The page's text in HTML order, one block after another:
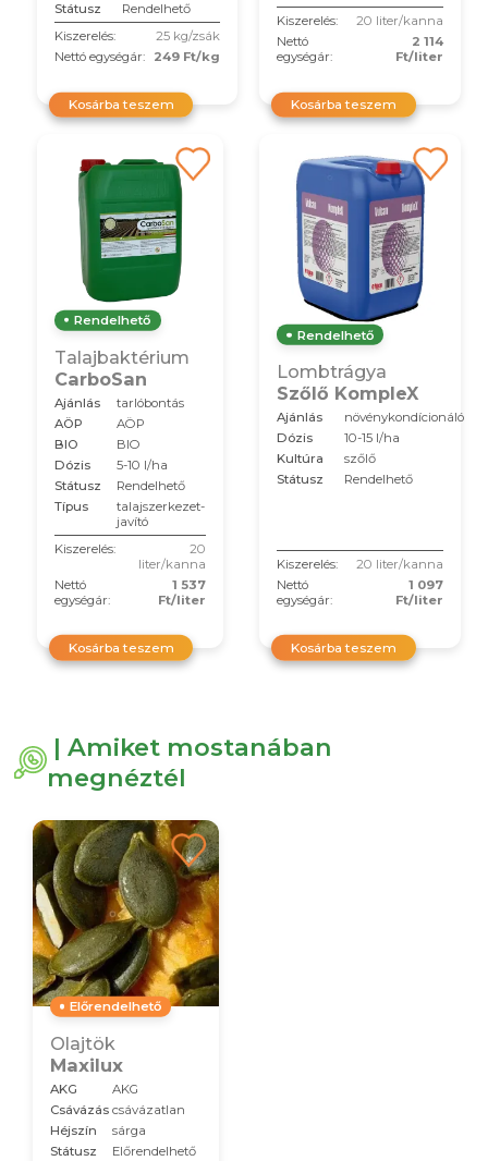
Státusz
Rendelhető
Kiszerelés:
25 kg/zsák
Nettó egységár:
249 Ft/kg
Kosárba teszem
Kiszerelés:
20 liter/kanna
Nettó
egységár:
2 114
Ft/liter
Kosárba teszem
Rendelhető
Talajbaktérium
CarboSan
Ajánlás
tarlóbontás
AÖP
AÖP
BIO
BIO
Dózis
5-10 l/ha
Státusz
Rendelhető
Típus
talajszerkezet-
javító
Kiszerelés:
20
liter/kanna
Nettó
egységár:
1 537
Ft/liter
Kosárba teszem
Rendelhető
Lombtrágya
Szőlő KompleX
Ajánlás
növénykondícionáló
Dózis
10-15 l/ha
Kultúra
szőlő
Státusz
Rendelhető
Kiszerelés:
20 liter/kanna
Nettó
egységár:
1 097
Ft/liter
Kosárba teszem
| Amiket mostanában
megnéztél
Előrendelhető
Olajtök
Maxilux
AKG
AKG
Csávázás csávázatlan
Héjszín
sárga
Státusz
Előrendelhető